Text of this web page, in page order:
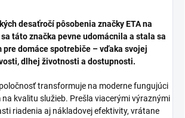
desaťročí pôsobenia značky ETA na
táto značka pevne udomácnila a stala sa
pre domáce spotrebiče – vďaka svojej
dlhej životnosti a dostupnosti.
transformuje na moderne fungujúci
kvalitu služieb. Prešla viacerými výraznými
riadenia aj nákladovej efektivity, vrátane